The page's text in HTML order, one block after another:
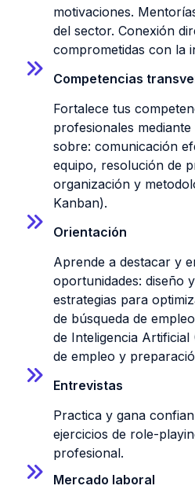
motivaciones.
del sector. Conexión
comprometidas con la
Competencias
Fortalece tus
profesionales
sobre: comunicación
equipo, resolución de
organización y
Kanban).
Orientación
Aprende a destacar y
oportunidades: diseño
estrategias para
de búsqueda de
de Inteligencia
de empleo y
Entrevistas
Practica y gana
ejercicios de role-
profesional.
Mercado laboral